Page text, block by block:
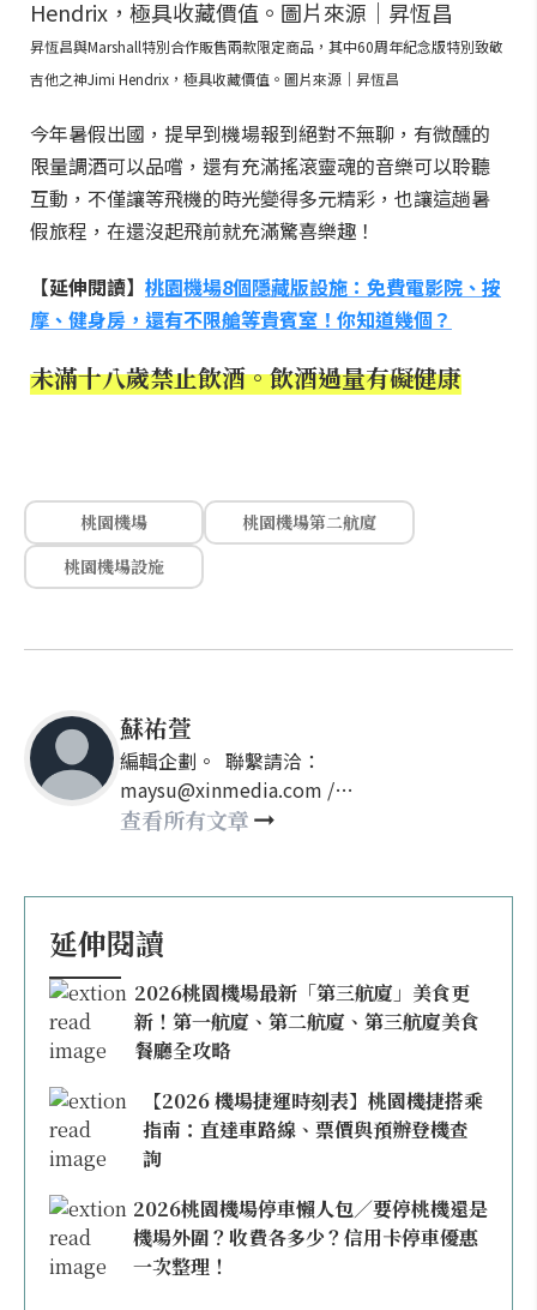
昇恆昌與Marshall特別合作販售兩款限定商品，其中60周年紀念版特別致敬
吉他之神Jimi Hendrix，極具收藏價值。圖片來源｜昇恆昌
今年暑假出國，提早到機場報到絕對不無聊，有微醺的
限量調酒可以品嚐，還有充滿搖滾靈魂的音樂可以聆聽
互動，不僅讓等飛機的時光變得多元精彩，也讓這趟暑
假旅程，在還沒起飛前就充滿驚喜樂趣！
【延伸閱讀】 桃園機場8個隱藏版設施：免費電影院、按
摩、健身房，還有不限艙等貴賓室！你知道幾個？
未滿十八歲禁止飲酒。飲酒過量有礙健康
桃園機場
桃園機場第二航廈
桃園機場設施
蘇祐萱
編輯企劃。 聯繫請洽：
maysu@xinmedia.com /
may860527@gmail.com
查看所有文章
延伸閱讀
2026桃園機場最新「第三航廈」美食更
新！第一航廈、第二航廈、第三航廈美食
餐廳全攻略
【2026 機場捷運時刻表】桃園機捷搭乘
指南：直達車路線、票價與預辦登機查
詢
2026桃園機場停車懶人包／要停桃機還是
機場外圍？收費各多少？信用卡停車優惠
一次整理！